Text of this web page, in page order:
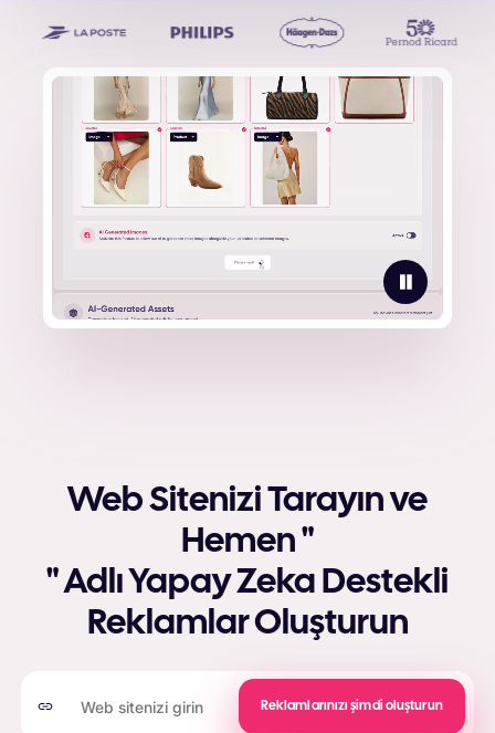
Web Sitenizi Tarayın ve
Hemen "
" Adlı Yapay Zeka Destekli
Reklamlar Oluşturun
Reklamlarınızı şimdi oluşturun